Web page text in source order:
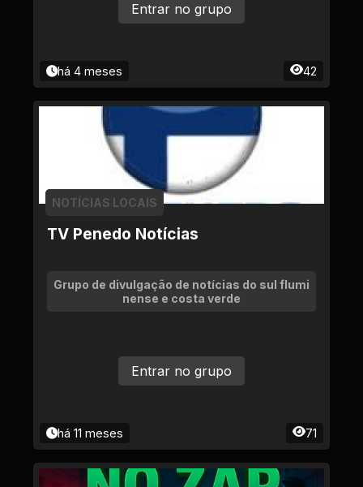
há 4 meses 42
Entrar no grupo
TV Penedo Notícias
NOTÍCIAS LOCAIS
Grupo de divulgação de notícias do sul flumi
nense e costa verde
há 11 meses 71
Entrar no grupo